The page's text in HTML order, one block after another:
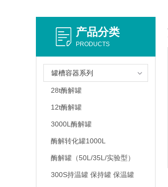
产品分类
PRODUCTS
罐槽容器系列
28t酶解罐
12t酶解罐
3000L酶解罐
酶解转化罐1000L
酶解罐（50L/35L/实验型）
300S持温罐 保持罐 保温罐